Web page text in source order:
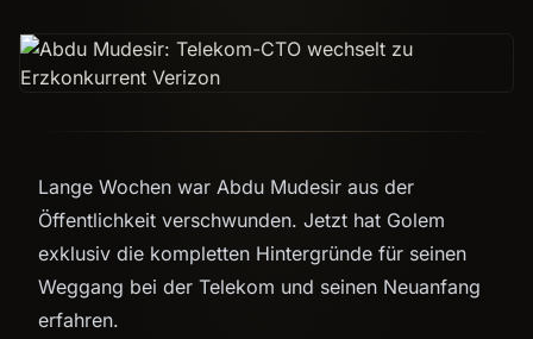
Lange Wochen war Abdu Mudesir aus der
Öffentlichkeit verschwunden. Jetzt hat Golem
exklusiv die kompletten Hintergründe für seinen
Weggang bei der Telekom und seinen Neuanfang
erfahren.